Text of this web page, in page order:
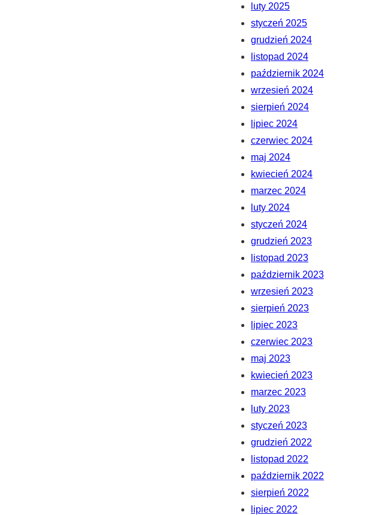
luty 2025
styczeń 2025
grudzień 2024
listopad 2024
październik 2024
wrzesień 2024
sierpień 2024
lipiec 2024
czerwiec 2024
maj 2024
kwiecień 2024
marzec 2024
luty 2024
styczeń 2024
grudzień 2023
listopad 2023
październik 2023
wrzesień 2023
sierpień 2023
lipiec 2023
czerwiec 2023
maj 2023
kwiecień 2023
marzec 2023
luty 2023
styczeń 2023
grudzień 2022
listopad 2022
październik 2022
sierpień 2022
lipiec 2022